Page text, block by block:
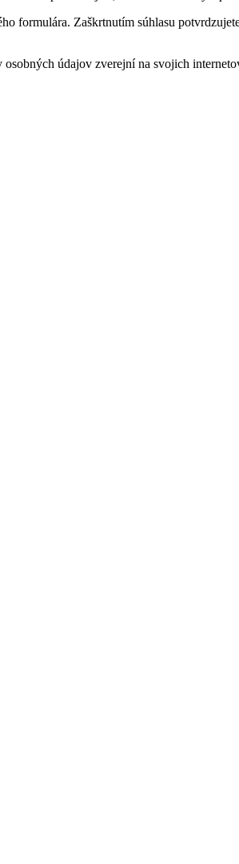
formulára. Zaškrtnutím súhlasu
údajov zverejní na svojich